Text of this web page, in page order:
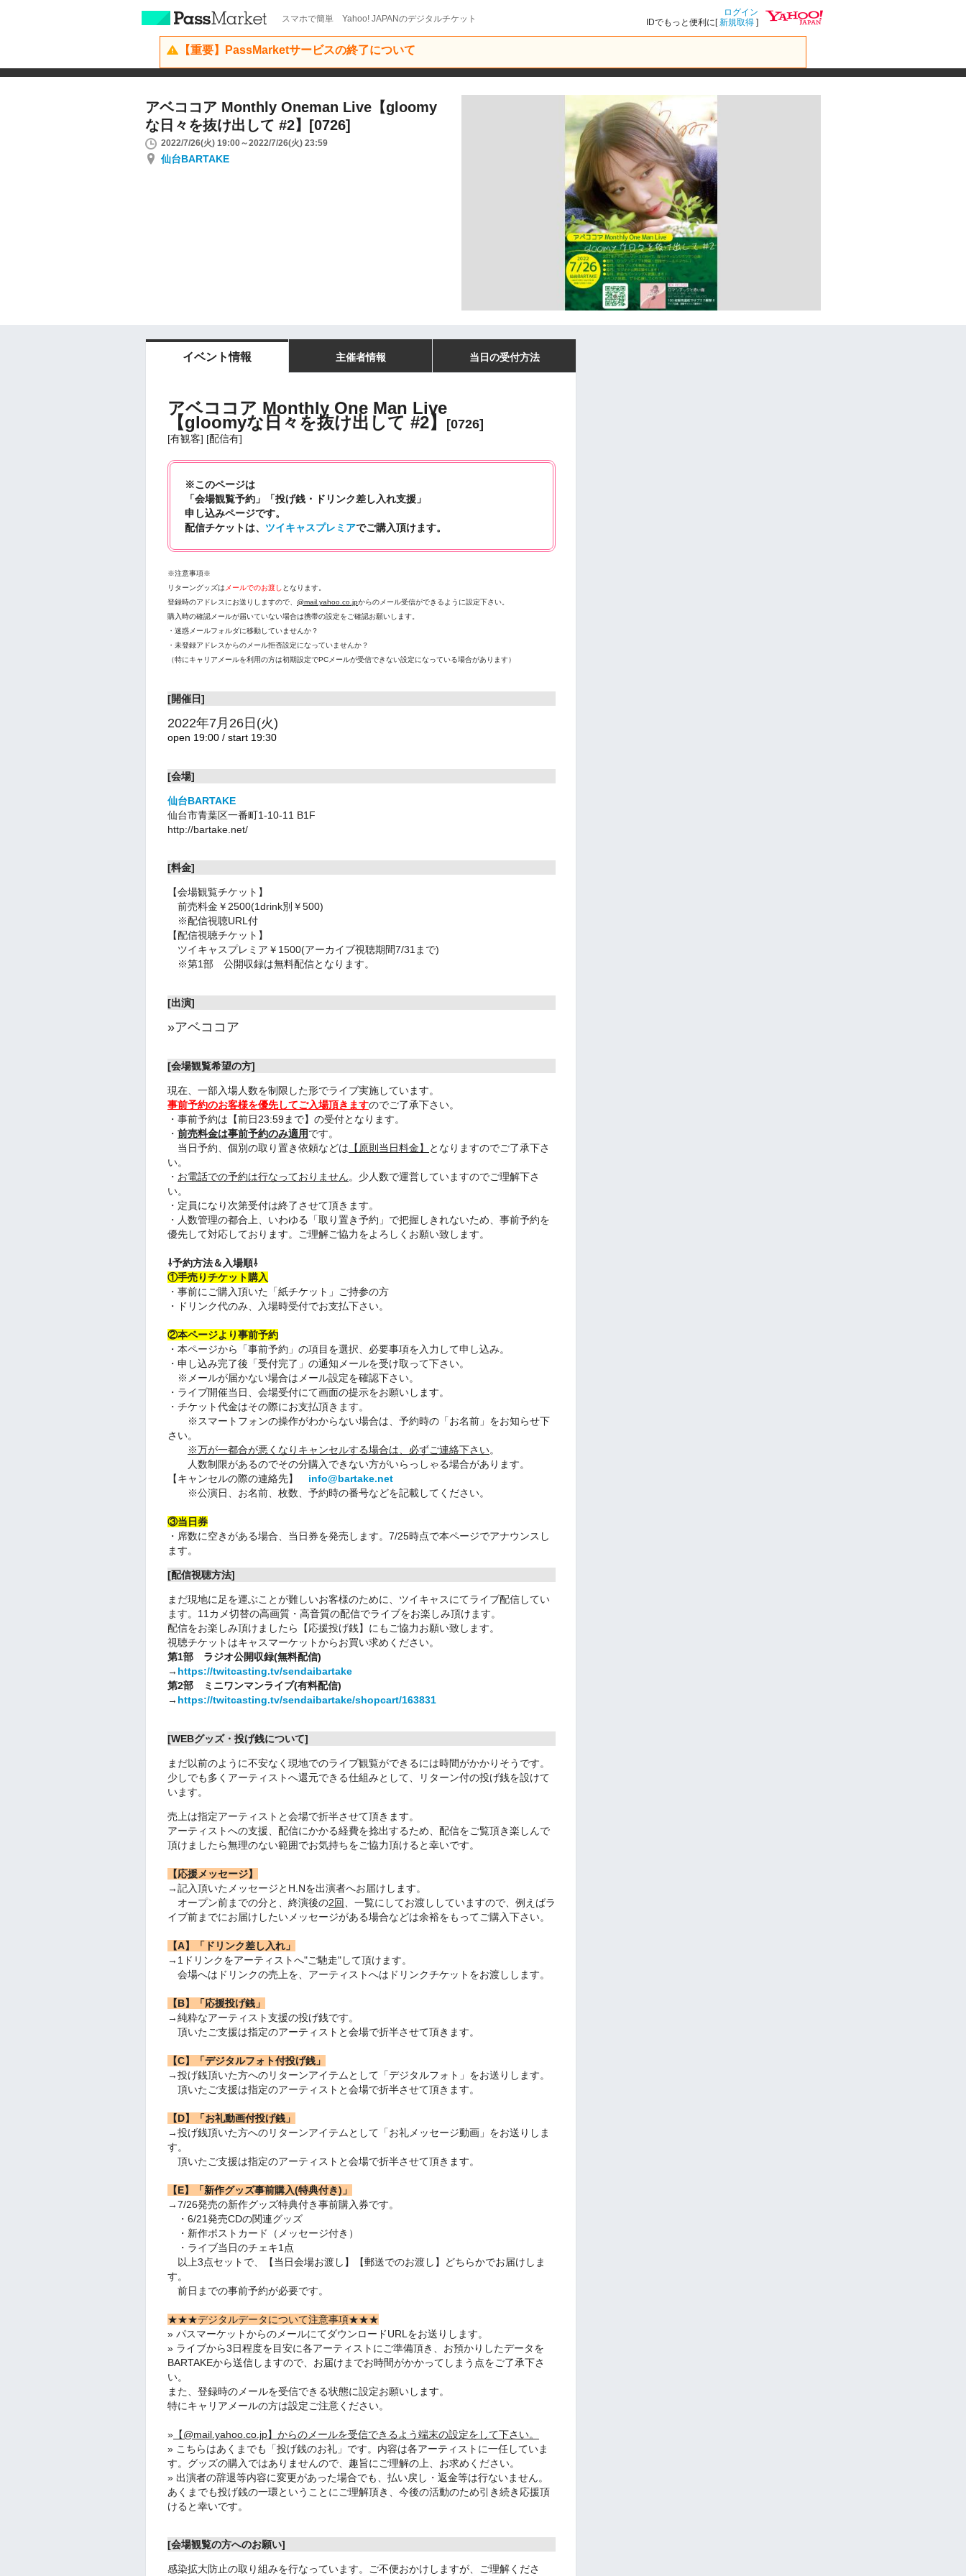
スマホで簡単 Yahoo! JAPANのデジタルチケット
ログイン
IDでもっと便利に[新規取得 ]
【重要】PassMarketサービスの終了について
アベココア Monthly Oneman Live【gloomy
な日々を抜け出して #2】[0726]
2022/7/26(火) 19:00～2022/7/26(火) 23:59
仙台BARTAKE
イベント情報 主催者情報 当日の受付方法
アベココア Monthly One Man Live
【gloomyな日々を抜け出して #2】 [0726]
[有観客] [配信有]
※このページは
「会場観覧予約」「投げ銭・ドリンク差し入れ支援」
申し込みページです。
配信チケットは、 ツイキャスプレミアでご購入頂けます。
※注意事項※
リターングッズは メールでのお渡し となります。
登録時のアドレスにお送りしますので、 @mail.yahoo.co.jpからのメール受信ができるように設定下さい。
購入時の確認メールが届いていない場合は携帯の設定をご確認お願いします。
・迷惑メールフォルダに移動していませんか？
・未登録アドレスからのメール拒否設定になっていませんか？
（特にキャリアメールを利用の方は初期設定でPCメールが受信できない設定になっている場合があります）
[開催日]
2022年7月26日(火)
open 19:00 / start 19:30
[会場]
仙台BARTAKE
仙台市青葉区一番町1-10-11 B1F
http://bartake.net/
[料金]
【会場観覧チケット】
前売料金￥2500(1drink別￥500)
※配信視聴URL付
【配信視聴チケット】
ツイキャスプレミア￥1500(アーカイブ視聴期間7/31まで)
※第1部 公開収録は無料配信となります。
[出演]
»アベココア
[会場観覧希望の方]
現在、一部入場人数を制限した形でライブ実施しています。
事前予約のお客様を優先してご入場頂きますのでご了承下さい。
・事前予約は【前日23:59まで】の受付となります。
・ 前売料金は事前予約のみ適用です。
当日予約、個別の取り置き依頼などは 【原則当日料金】
となりますのでご了承下さ
い。
・ お電話での予約は行なっておりません。少人数で運営していますのでご理解下さ
い。
・定員になり次第受付は終了させて頂きます。
・人数管理の都合上、いわゆる「取り置き予約」で把握しきれないため、事前予約を
優先して対応しております。ご理解ご協力をよろしくお願い致します。
⇩予約方法＆入場順⇩
①手売りチケット購入
・事前にご購入頂いた「紙チケット」ご持参の方
・ドリンク代のみ、入場時受付でお支払下さい。
②本ページより事前予約
・本ページから「事前予約」の項目を選択、必要事項を入力して申し込み。
・申し込み完了後「受付完了」の通知メールを受け取って下さい。
※メールが届かない場合はメール設定を確認下さい。
・ライブ開催当日、会場受付にて画面の提示をお願いします。
・チケット代金はその際にお支払頂きます。
※スマートフォンの操作がわからない場合は、予約時の「お名前」をお知らせ下
さい。
※万が一都合が悪くなりキャンセルする場合は、必ずご連絡下さい。
人数制限があるのでその分購入できない方がいらっしゃる場合があります。
【キャンセルの際の連絡先】 info@bartake.net
※公演日、お名前、枚数、予約時の番号などを記載してください。
③当日券
・席数に空きがある場合、当日券を発売します。7/25時点で本ページでアナウンスし
ます。
[配信視聴方法]
まだ現地に足を運ぶことが難しいお客様のために、ツイキャスにてライブ配信してい
ます。11カメ切替の高画質・高音質の配信でライブをお楽しみ頂けます。
配信をお楽しみ頂けましたら【応援投げ銭】にもご協力お願い致します。
視聴チケットはキャスマーケットからお買い求めください。
第1部 ラジオ公開収録(無料配信)
→ https://twitcasting.tv/sendaibartake
第2部 ミニワンマンライブ(有料配信)
→ https://twitcasting.tv/sendaibartake/shopcart/163831
[WEBグッズ・投げ銭について]
まだ以前のように不安なく現地でのライブ観覧ができるには時間がかかりそうです。
少しでも多くアーティストへ還元できる仕組みとして、リターン付の投げ銭を設けて
います。
売上は指定アーティストと会場で折半させて頂きます。
アーティストへの支援、配信にかかる経費を捻出するため、配信をご覧頂き楽しんで
頂けましたら無理のない範囲でお気持ちをご協力頂けると幸いです。
【応援メッセージ】
→記入頂いたメッセージとH.Nを出演者へお届けします。
オープン前までの分と、終演後の2回 、一覧にしてお渡ししていますので、例えばラ
イブ前までにお届けしたいメッセージがある場合などは余裕をもってご購入下さい。
【A】「ドリンク差し入れ」
→1ドリンクをアーティストへ"ご馳走"して頂けます。
会場へはドリンクの売上を、アーティストへはドリンクチケットをお渡しします。
【B】「応援投げ銭」
→純粋なアーティスト支援の投げ銭です。
頂いたご支援は指定のアーティストと会場で折半させて頂きます。
【C】「デジタルフォト付投げ銭」
→投げ銭頂いた方へのリターンアイテムとして「デジタルフォト」をお送りします。
頂いたご支援は指定のアーティストと会場で折半させて頂きます。
【D】「お礼動画付投げ銭」
→投げ銭頂いた方へのリターンアイテムとして「お礼メッセージ動画」をお送りしま
す。
頂いたご支援は指定のアーティストと会場で折半させて頂きます。
【E】「新作グッズ事前購入(特典付き)」
→7/26発売の新作グッズ特典付き事前購入券です。
・6/21発売CDの関連グッズ
・新作ポストカード（メッセージ付き）
・ライブ当日のチェキ1点
以上3点セットで、【当日会場お渡し】【郵送でのお渡し】どちらかでお届けしま
す。
前日までの事前予約が必要です。
★★★デジタルデータについて注意事項★★★
» パスマーケットからのメールにてダウンロードURLをお送りします。
» ライブから3日程度を目安に各アーティストにご準備頂き、お預かりしたデータを
BARTAKEから送信しますので、お届けまでお時間がかかってしまう点をご了承下さ
い。
また、登録時のメールを受信できる状態に設定お願いします。
特にキャリアメールの方は設定ご注意ください。
» 【@mail.yahoo.co.jp】からのメールを受信できるよう端末の設定をして下さい。
» こちらはあくまでも「投げ銭のお礼」です。内容は各アーティストに一任していま
す。グッズの購入ではありませんので、趣旨にご理解の上、お求めください。
» 出演者の辞退等内容に変更があった場合でも、払い戻し・返金等は行ないません。
あくまでも投げ銭の一環ということにご理解頂き、今後の活動のため引き続き応援頂
けると幸いです。
[会場観覧の方へのお願い]
感染拡大防止の取り組みを行なっています。ご不便おかけしますが、ご理解くださ